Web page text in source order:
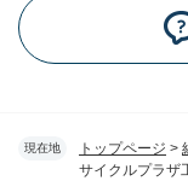
現在地 トップページ >
サイクルプラザ